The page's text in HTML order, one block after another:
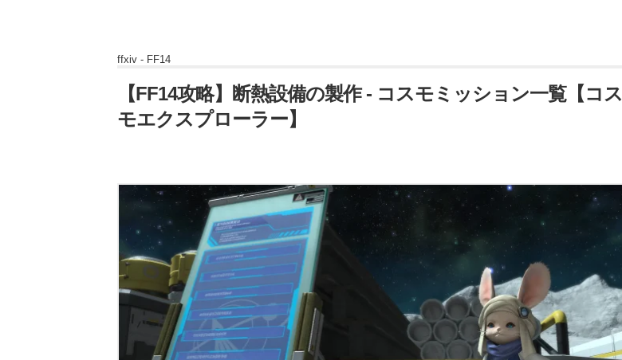
ffxiv - FF14
【FF14攻略】断熱設備の製作 - コスモミッション一覧【コス
モエクスプローラー】